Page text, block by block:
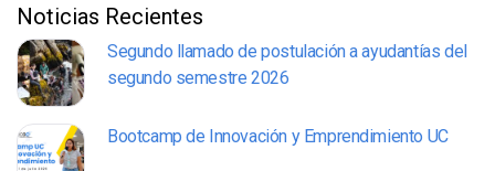
Noticias Recientes
Segundo llamado de postulación a ayudantías del
segundo semestre 2026
Bootcamp de Innovación y Emprendimiento UC